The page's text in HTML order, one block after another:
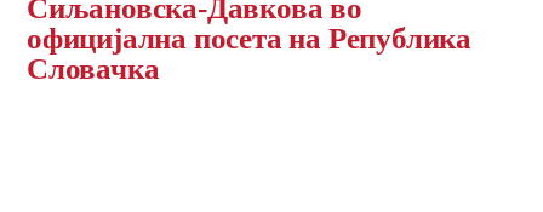
Сиљановска-Давкова во
официјална посета на Република
Словачка